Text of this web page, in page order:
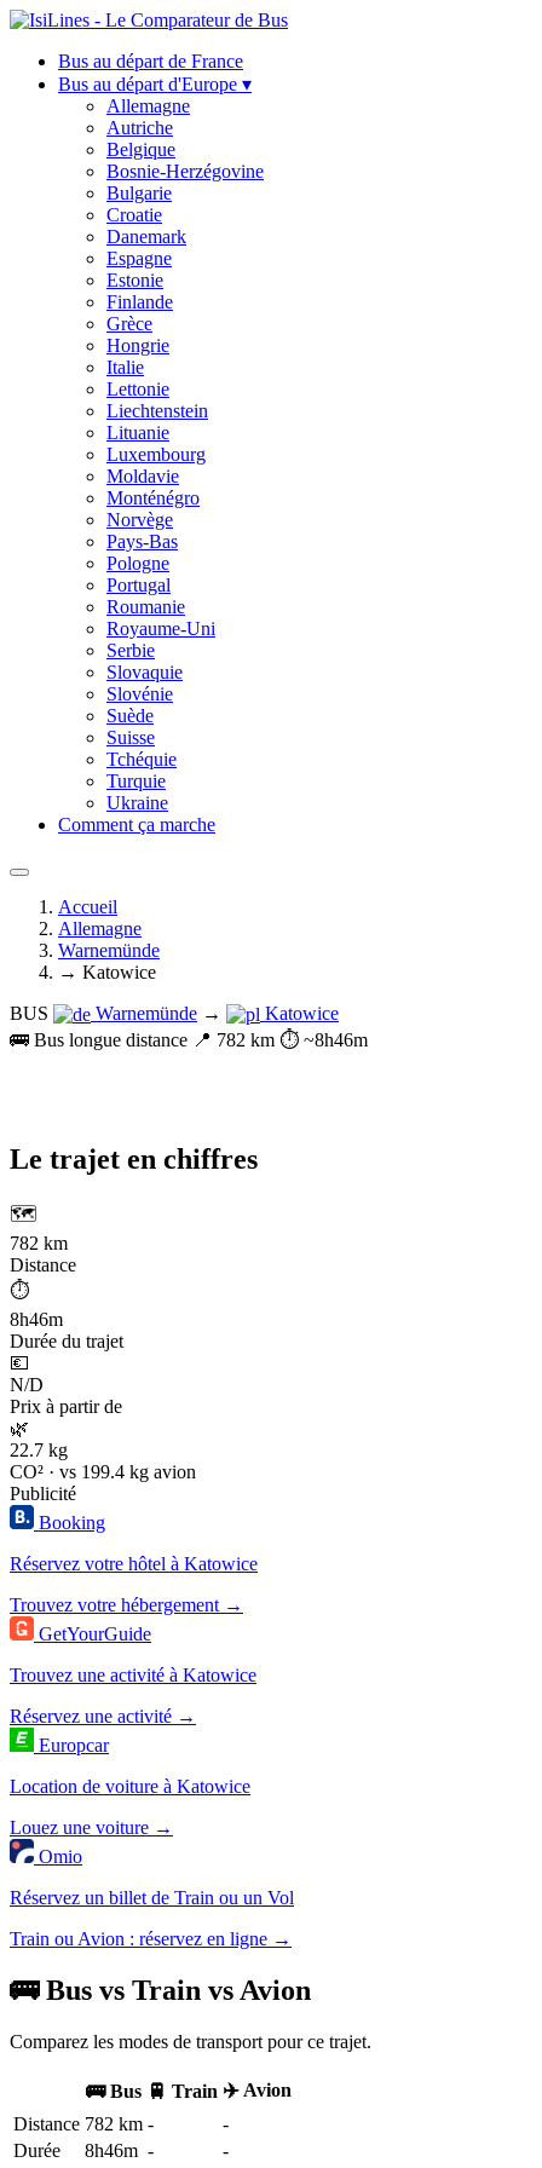
Bus au départ de France
Bus au départ d'Europe ▾
Allemagne
Autriche
Belgique
Bosnie-Herzégovine
Bulgarie
Croatie
Danemark
Espagne
Estonie
Finlande
Grèce
Hongrie
Italie
Lettonie
Liechtenstein
Lituanie
Luxembourg
Moldavie
Monténégro
Norvège
Pays-Bas
Pologne
Portugal
Roumanie
Royaume-Uni
Serbie
Slovaquie
Slovénie
Suède
Suisse
Tchéquie
Turquie
Ukraine
Comment ça marche
Accueil
Allemagne
Warnemünde
→ Katowice
BUS
Warnemünde →
Katowice
🚌 Bus longue distance 📍 782 km ⏱️ ~8h46m
Le trajet en chiffres
🗺️
782 km
Distance
⏱️
8h46m
Durée du trajet
💶
N/D
Prix à partir de
🌿
22.7 kg
CO² · vs 199.4 kg avion
Publicité
Booking
Réservez votre hôtel à Katowice
Trouvez votre hébergement →
GetYourGuide
Trouvez une activité à Katowice
Réservez une activité →
Europcar
Location de voiture à Katowice
Louez une voiture →
Omio
Réservez un billet de Train ou un Vol
Train ou Avion : réservez en ligne →
🚌 Bus vs Train vs Avion
Comparez les modes de transport pour ce trajet.
🚌 Bus 🚆 Train ✈️ Avion
Distance 782 km -
-
Durée
8h46m -
-